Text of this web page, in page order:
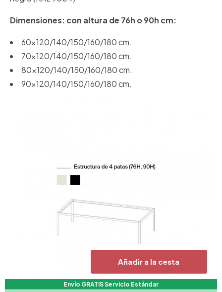
Añadir a la cesta
Envío GRATIS Servicio Estándar
Dimensiones: con altura de 76h o 90h cm:
60x120/140/150/160/180 cm.
70x120/140/150/160/180 cm.
80x120/140/150/160/180 cm.
90x120/140/150/160/180 cm.